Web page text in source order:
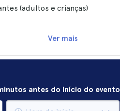
(adultos e crianças)
Ver mais
antes do início do evento